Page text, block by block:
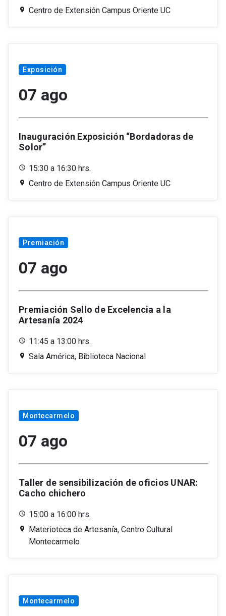
Centro de Extensión Campus Oriente UC
Exposición
07 ago
Inauguración Exposición “Bordadoras de
Solor”
15:30 a 16:30 hrs.
Centro de Extensión Campus Oriente UC
Premiación
07 ago
Premiación Sello de Excelencia a la
Artesanía 2024
11:45 a 13:00 hrs.
Sala América, Biblioteca Nacional
Montecarmelo
07 ago
Taller de sensibilización de oficios UNAR:
Cacho chichero
15:00 a 16:00 hrs.
Materioteca de Artesanía, Centro Cultural
Montecarmelo
Montecarmelo